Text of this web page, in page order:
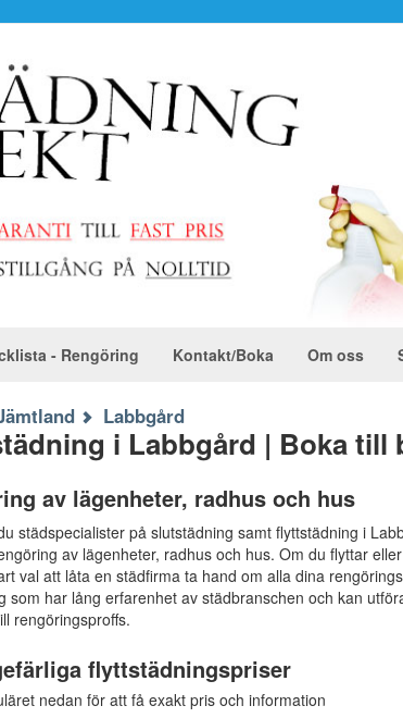
- Rengöring Kontakt/Boka Om oss
Labbgård
i Labbgård | Boka till
av lägenheter, radhus och hus
städspecialister på slutstädning samt flyttstädning i
av lägenheter, radhus och hus. Om du flyttar
val att låta en städfirma ta hand om alla dina
som har lång erfarenhet av städbranschen och kan
rengöringsproffs.
flyttstädningspriser
nedan för att få exakt pris och information